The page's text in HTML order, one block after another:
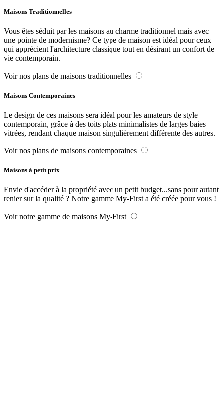
Maisons Traditionnelles
Vous êtes séduit par les maisons au charme traditionnel mais avec
une pointe de modernisme? Ce type de maison est idéal pour ceux
qui apprécient l'architecture classique tout en désirant un confort de
vie contemporain.
Voir nos plans de maisons traditionnelles
Maisons Contemporaines
Le design de ces maisons sera idéal pour les amateurs de style
contemporain, grâce à des toits plats minimalistes de larges baies
vitrées, rendant chaque maison singulièrement différente des autres.
Voir nos plans de maisons contemporaines
Maisons à petit prix
Envie d'accéder à la propriété avec un petit budget...sans pour autant
renier sur la qualité ? Notre gamme My-First a été créée pour vous !
Voir notre gamme de maisons My-First